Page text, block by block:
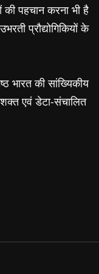
की पहचान करना भी है
प्रौद्योगिकियों के
भारत की सांख्यिकीय
एवं डेटा-संचालित